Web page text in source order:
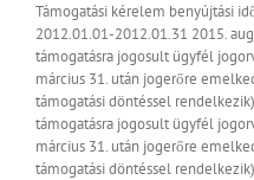
Támogatási kérelem benyújtási
2012.01.01-2012.01.31 2015.
támogatásra jogosult ügyfél
március 31. után jogerőre
támogatási döntéssel rendelkezik)
támogatásra jogosult ügyfél
március 31. után jogerőre
támogatási döntéssel rendelkezik)